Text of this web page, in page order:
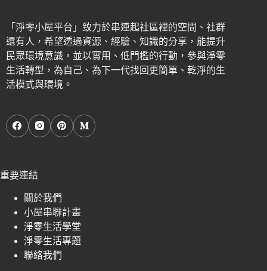
「淨零小屋平台」致力於串連起社區裡的空間、社群
還有人，希望透過資源、經驗、知識的分享，能提升
民眾環境意識，並以實用、低門檻的行動，參與淨零
生活轉型，為自己、為下一代找回更簡單、乾淨的生
活模式與環境。
重要連結
關於我們
小屋串聯計畫
淨零生活學堂
淨零生活專題
聯絡我們